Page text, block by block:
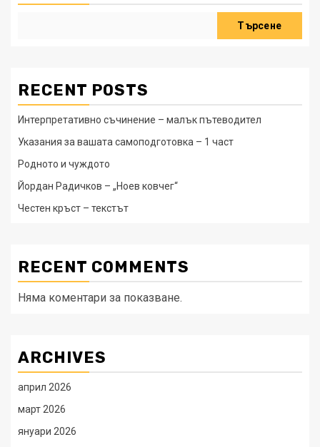
Търсене
RECENT POSTS
Интерпретативно съчинение – малък пътеводител
Указания за вашата самоподготовка – 1 част
Родното и чуждото
Йордан Радичков – „Ноев ковчег“
Честен кръст – текстът
RECENT COMMENTS
Няма коментари за показване.
ARCHIVES
април 2026
март 2026
януари 2026